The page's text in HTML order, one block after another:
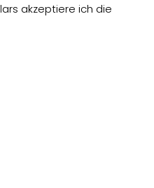
akzeptiere ich die